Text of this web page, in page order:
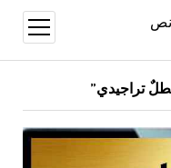
open
menu